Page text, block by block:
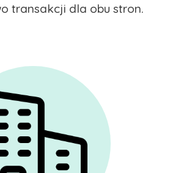
transakcji dla obu stron.